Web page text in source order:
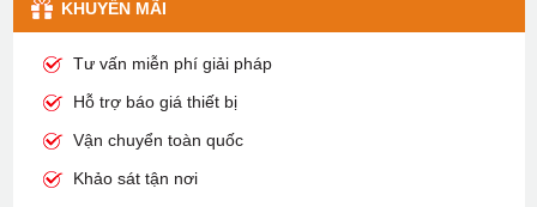
KHUYỄN MÃI
Tư vấn miễn phí giải pháp
Hỗ trợ báo giá thiết bị
Vận chuyển toàn quốc
Khảo sát tận nơi